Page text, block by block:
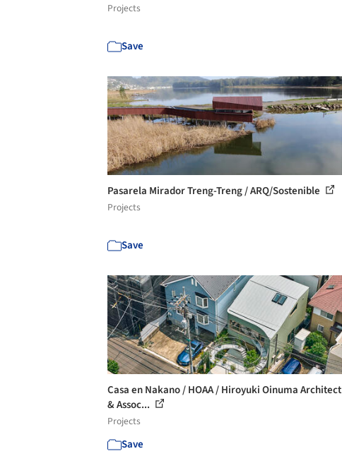
Projects
Save
Pasarela Mirador Treng-Treng / ARQ/Sostenible
Projects
Save
Casa en Nakano / HOAA / Hiroyuki Oinuma Architect
& Assoc...
Projects
Save